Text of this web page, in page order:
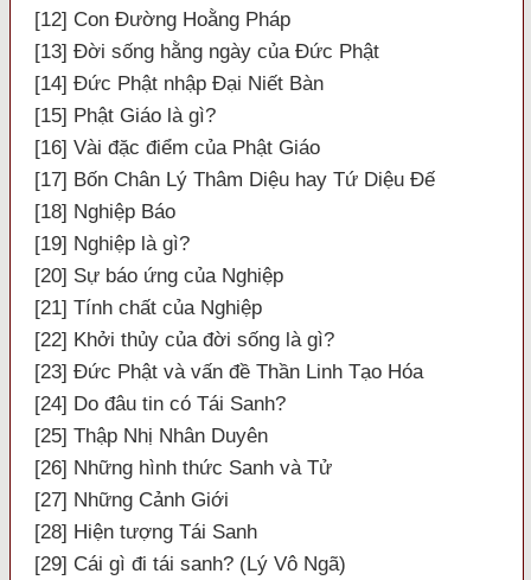
[12] Con Đường Hoằng Pháp
[13] Đời sống hằng ngày của Đức Phật
[14] Đức Phật nhập Đại Niết Bàn
[15] Phật Giáo là gì?
[16] Vài đặc điểm của Phật Giáo
[17] Bốn Chân Lý Thâm Diệu hay Tứ Diệu Đế
[18] Nghiệp Báo
[19] Nghiệp là gì?
[20] Sự báo ứng của Nghiệp
[21] Tính chất của Nghiệp
[22] Khởi thủy của đời sống là gì?
[23] Đức Phật và vấn đề Thần Linh Tạo Hóa
[24] Do đâu tin có Tái Sanh?
[25] Thập Nhị Nhân Duyên
[26] Những hình thức Sanh và Tử
[27] Những Cảnh Giới
[28] Hiện tượng Tái Sanh
[29] Cái gì đi tái sanh? (Lý Vô Ngã)